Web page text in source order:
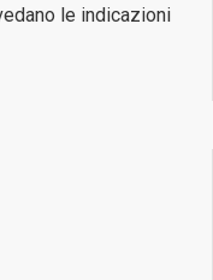
le indicazioni